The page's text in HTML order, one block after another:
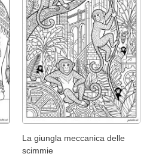
La giungla meccanica delle
scimmie